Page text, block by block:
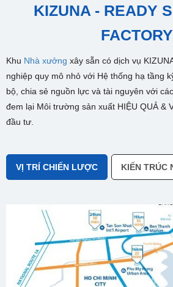
KIZUNA - READY
FACTORY
Khu Nhà xưởng xây sẵn có dịch vụ
nghiệp quy mô nhỏ với Hệ thống hạ tầng
bộ, chia sẻ nguồn lực và tài nguyên với
đem lại Môi trường sản xuất HIỆU QUẢ &
đầu tư.
VỊ TRÍ CHIẾN LƯỢC KIẾN TRÚC